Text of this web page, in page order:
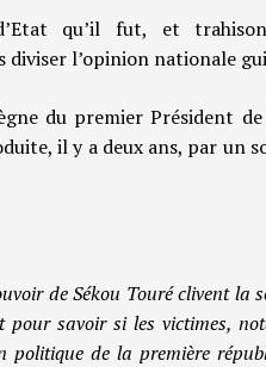
qu’il fut, et
diviser l’opinion nationale
du premier Président
il y a deux ans, par un
de Sékou Touré clivent la
savoir si les victimes,
de la première